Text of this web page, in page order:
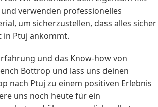
verwenden professionelles
um sicherzustellen, dass alles sicher
in Ptuj ankommt.
und das Know-how von
Bottrop und lass uns deinen
nach Ptuj zu einem positiven Erlebnis
uns noch heute für ein